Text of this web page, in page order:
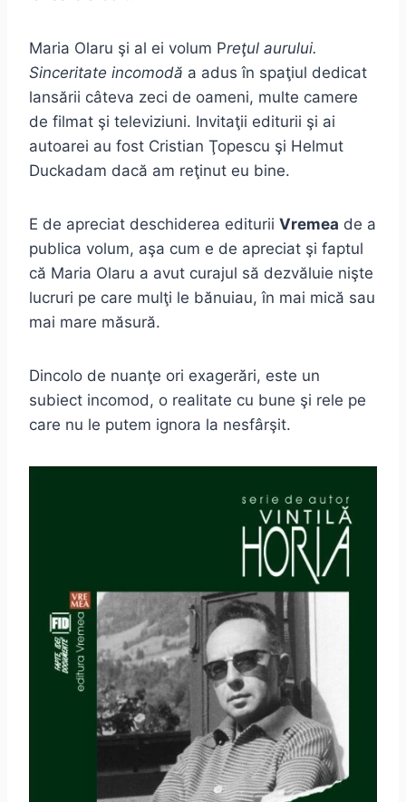
Maria Olaru şi al ei volum Preţul aurului.
Sinceritate incomodă a adus în spaţiul dedicat
lansării câteva zeci de oameni, multe camere
de filmat şi televiziuni. Invitaţii editurii şi ai
autoarei au fost Cristian Ţopescu şi Helmut
Duckadam dacă am reţinut eu bine.
E de apreciat deschiderea editurii Vremea de a
publica volum, aşa cum e de apreciat şi faptul
că Maria Olaru a avut curajul să dezvăluie nişte
lucruri pe care mulţi le bănuiau, în mai mică sau
mai mare măsură.
Dincolo de nuanţe ori exagerări, este un
subiect incomod, o realitate cu bune şi rele pe
care nu le putem ignora la nesfârşit.